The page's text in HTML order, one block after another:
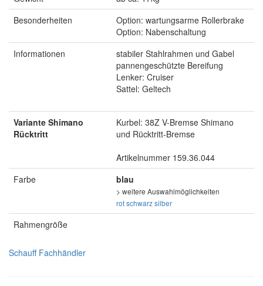
Besonderheiten
Option: wartungsarme Rollerbrake
Option: Nabenschaltung
Informationen
stabiler Stahlrahmen und Gabel
pannengeschützte Bereifung
Lenker: Cruiser
Sattel: Geltech
Variante Shimano
Rücktritt
Kurbel: 38Z V-Bremse Shimano
und Rücktritt-Bremse
Artikelnummer 159.36.044
Farbe
blau
> weitere Auswahlmöglichkeiten
rotschwarzsilber
Rahmengröße
Schauff Fachhändler